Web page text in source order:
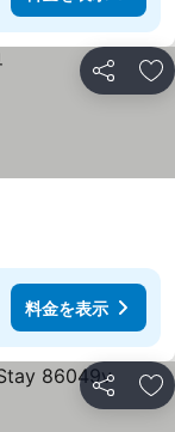
シェア お
料金を表示
シェア お